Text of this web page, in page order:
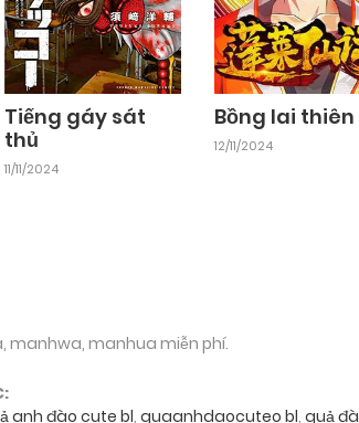
Tiếng gáy sát
thủ
11/11/2024
Bồng lai
12/11/2024
manhwa, manhua miễn phí.
anh đào cute bl, quaanhdaocuteo bl, quả